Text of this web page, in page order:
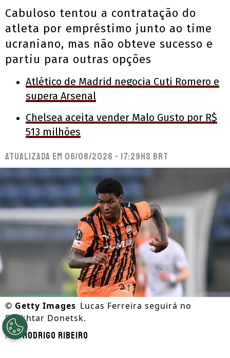
Cabuloso tentou a contratação do
atleta por empréstimo junto ao time
ucraniano, mas não obteve sucesso e
partiu para outras opções
Atlético de Madrid negocia Cuti Romero e
supera Arsenal
Chelsea aceita vender Malo Gusto por R$
513 milhões
Atualizada em 06/08/2026 - 17:29hs BRT
© Getty Images Lucas Ferreira seguirá no
Shakhtar Donetsk.
PorRodrigo Ribeiro